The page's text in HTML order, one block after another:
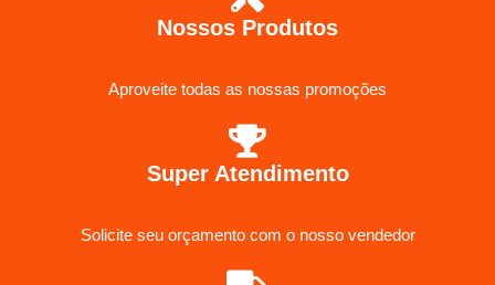
Nossos Produtos
Aproveite todas as nossas promoções
Super Atendimento
Solicite seu orçamento com o nosso vendedor